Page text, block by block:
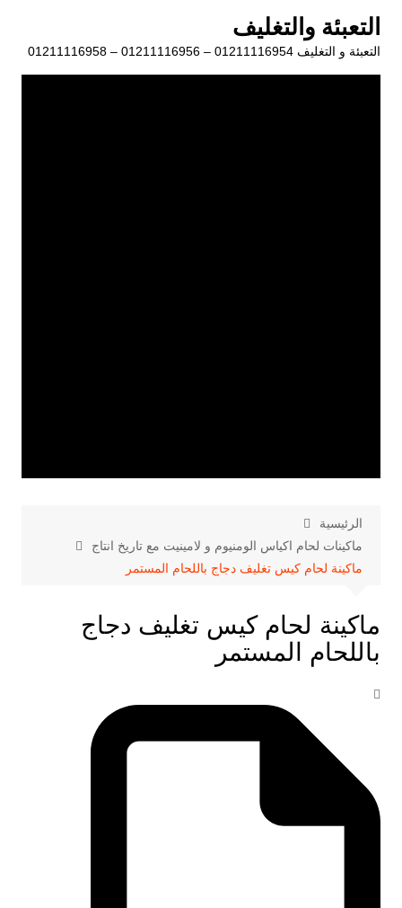
المحتوى
التعبئة والتغليف
التعبئة و التغليف 01211116954 – 01211116956 – 01211116958
الرئيسية
ماكينات لحام اكياس الومنيوم و لامينيت مع تاريخ انتاج
ماكينة لحام كيس تغليف دجاج باللحام المستمر
ماكينة لحام كيس تغليف دجاج
باللحام المستمر